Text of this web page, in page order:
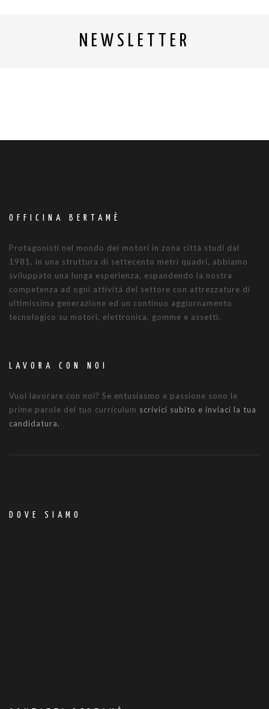
NEWSLETTER
OFFICINA BERTAMÈ
Protagonisti nel mondo dei motori in zona città studi dal
1981, in una struttura di settecento metri quadri, abbiamo
sviluppato una lunga esperienza, espandendo la nostra
competenza ad ogni attività del settore con attrezzature di
ultimissima generazione ed un continuo aggiornamento
tecnologico su motori, elettronica, gomme e assetti.
LAVORA CON NOI
Vuoi lavorare con noi? Se entusiasmo e passione sono le
prime parole del tuo curriculum scrivici subito e inviaci la tua
candidatura.
DOVE SIAMO